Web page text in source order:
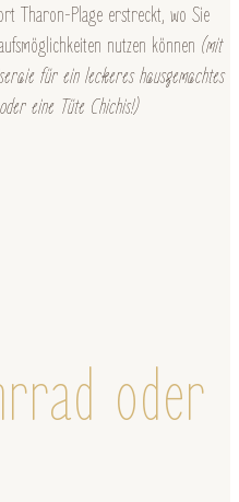
Tharon-Plage erstreckt, wo Sie
nutzen können (mit
für ein leckeres hausgemachtes
eine Tüte Chichis!)
oder